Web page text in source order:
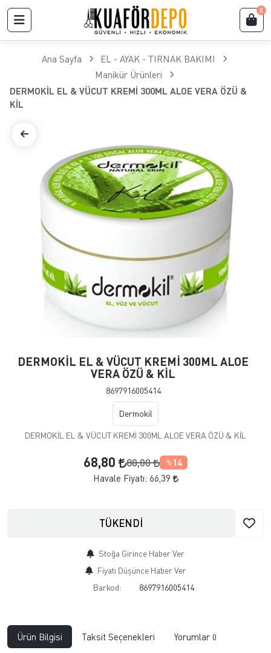
0
Ana Sayfa
EL - AYAK - TIRNAK BAKIMI
Manikür Ürünleri
DERMOKİL EL & VÜCUT KREMİ 300ML ALOE VERA ÖZÜ &
KİL
DERMOKİL EL & VÜCUT KREMİ 300ML ALOE
VERA ÖZÜ & KİL
8697916005414
Dermokil
DERMOKİL EL & VÜCUT KREMİ 300ML ALOE VERA ÖZÜ & KİL
68,80 80,00 % 14
Havale Fiyatı: 66,39
TÜKENDİ
Stoğa Girince Haber Ver
Fiyatı Düşünce Haber Ver
Barkod:
8697916005414
Ürün Bilgisi Taksit Seçenekleri Yorumlar 0